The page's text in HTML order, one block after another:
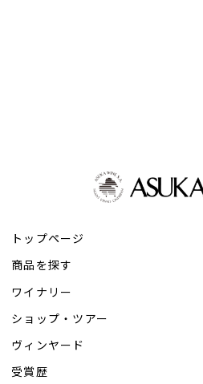
トップページ
商品を探す
ワイナリー
ショップ・ツアー
ヴィンヤード
受賞歴